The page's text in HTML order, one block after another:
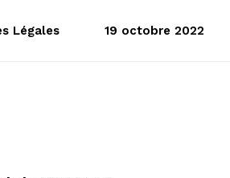
Légales 19 octobre 2022